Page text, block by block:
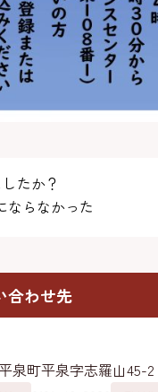
たか？
ならなかった
合わせ先
泉町平泉字志羅山45-2